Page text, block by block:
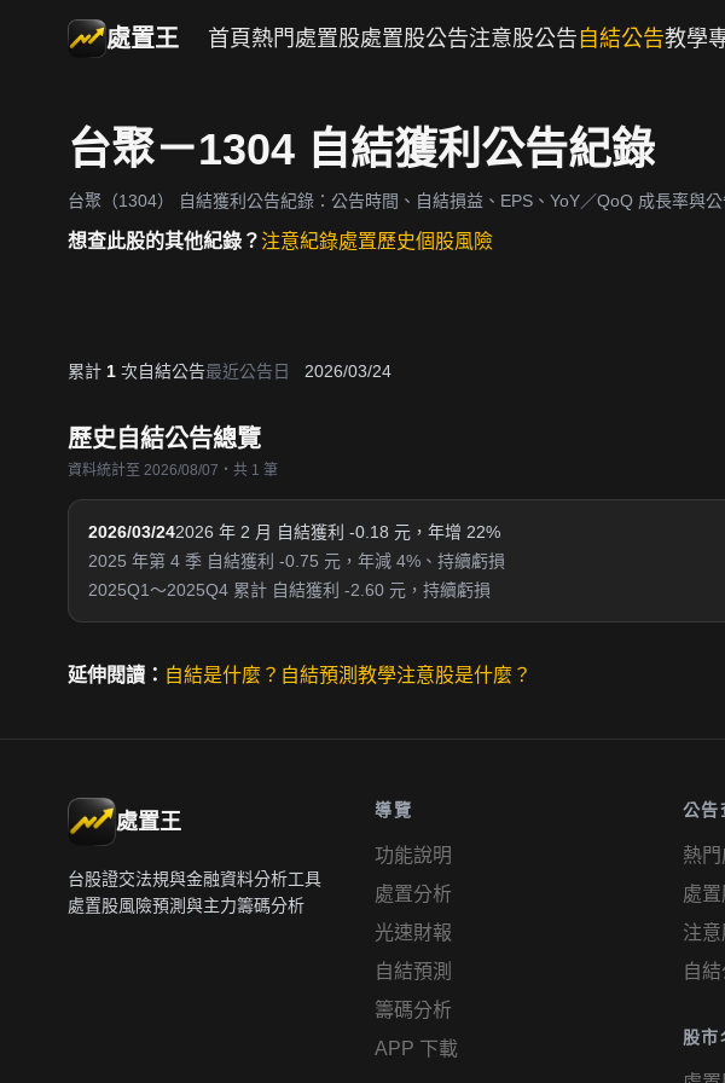
處置王 首頁 熱門處置股處置股公告注意股公告 自結公告教學
台聚－1304 自結獲利公告紀錄
台聚（1304） 自結獲利公告紀錄：公告時間、自結損益、EPS、YoY／QoQ 成長率與
想查此股的其他紀錄？注意紀錄處置歷史個股風險
累計 1 次自結公告最近公告日 2026/03/24
歷史自結公告總覽
資料統計至 2026/08/07・共 1 筆
2026/03/242026 年 2 月 自結獲利 -0.18 元，年增 22%
2025 年第 4 季 自結獲利 -0.75 元，年減 4%、持續虧損
2025Q1～2025Q4 累計 自結獲利 -2.60 元，持續虧損
延伸閱讀： 自結是什麼？ 自結預測教學注意股是什麼？
處置王
台股證交法規與金融資料分析工具
處置股風險預測與主力籌碼分析
導覽
功能說明
處置分析
光速財報
自結預測
籌碼分析
APP 下載
公告
熱
處
注
自
股市